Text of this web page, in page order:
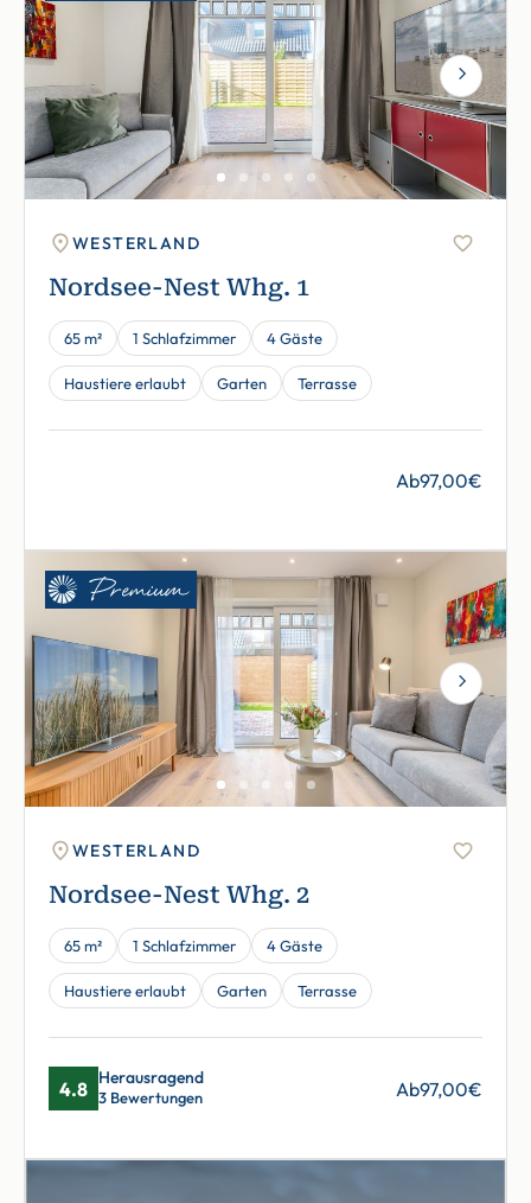
Next
WESTERLAND
Nordsee-Nest Whg. 1
65 m² 1 Schlafzimmer 4 Gäste
Haustiere erlaubt Garten Terrasse
Ab97,00€
Next
WESTERLAND
Nordsee-Nest Whg. 2
65 m² 1 Schlafzimmer 4 Gäste
Haustiere erlaubt Garten Terrasse
4.8 Herausragend
3 Bewertungen Ab97,00€